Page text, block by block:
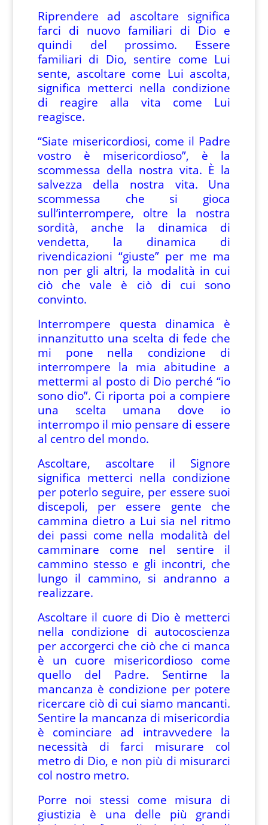
Riprendere ad ascoltare significa
farci di nuovo familiari di Dio e
quindi del prossimo. Essere
familiari di Dio, sentire come Lui
sente, ascoltare come Lui ascolta,
significa metterci nella condizione
di reagire alla vita come Lui
reagisce.
“Siate misericordiosi, come il Padre
vostro è misericordioso”, è la
scommessa della nostra vita. È la
salvezza della nostra vita. Una
scommessa che si gioca
sull’interrompere, oltre la nostra
sordità, anche la dinamica di
vendetta, la dinamica di
rivendicazioni “giuste” per me ma
non per gli altri, la modalità in cui
ciò che vale è ciò di cui sono
convinto.
Interrompere questa dinamica è
innanzitutto una scelta di fede che
mi pone nella condizione di
interrompere la mia abitudine a
mettermi al posto di Dio perché “io
sono dio”. Ci riporta poi a compiere
una scelta umana dove io
interrompo il mio pensare di essere
al centro del mondo.
Ascoltare, ascoltare il Signore
significa metterci nella condizione
per poterlo seguire, per essere suoi
discepoli, per essere gente che
cammina dietro a Lui sia nel ritmo
dei passi come nella modalità del
camminare come nel sentire il
cammino stesso e gli incontri, che
lungo il cammino, si andranno a
realizzare.
Ascoltare il cuore di Dio è metterci
nella condizione di autocoscienza
per accorgerci che ciò che ci manca
è un cuore misericordioso come
quello del Padre. Sentirne la
mancanza è condizione per potere
ricercare ciò di cui siamo mancanti.
Sentire la mancanza di misericordia
è cominciare ad intravvedere la
necessità di farci misurare col
metro di Dio, e non più di misurarci
col nostro metro.
Porre noi stessi come misura di
giustizia è una delle più grandi